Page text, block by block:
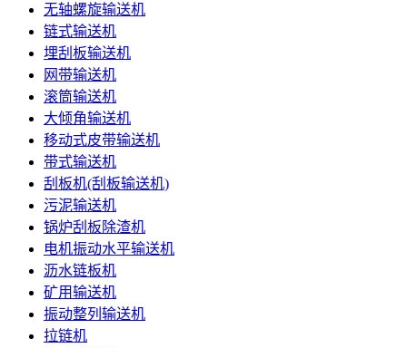
无轴螺旋输送机
链式输送机
埋刮板输送机
网带输送机
滚筒输送机
大倾角输送机
移动式皮带输送机
带式输送机
刮板机(刮板输送机)
污泥输送机
锅炉刮板除渣机
电机振动水平输送机
沥水链板机
矿用输送机
振动整列输送机
拉链机